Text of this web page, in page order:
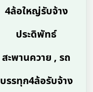
4ล้อใหญ่รับจ้าง
ประดิพัทธ์
สะพานควาย , รถ
บรรทุก4ล้อรับจ้าง